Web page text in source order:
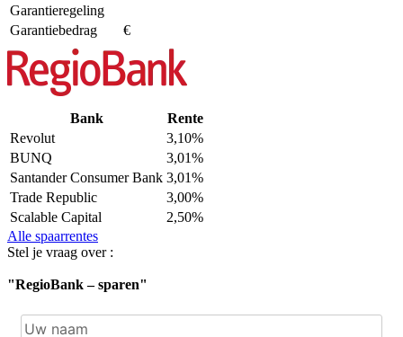
Garantieregeling
Garantiebedrag
€
Bank
Rente
Revolut
3,10%
BUNQ
3,01%
Santander Consumer Bank 3,01%
Trade Republic
3,00%
Scalable Capital
2,50%
Alle spaarrentes
Stel je vraag over :
"RegioBank – sparen"